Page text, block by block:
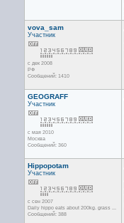
vova_sam
Участник
с дек 2008
РФ
Сообщений: 1410
GEOGRAFF
Участник
с мая 2010
Москва
Сообщений: 360
Hippopotam
Участник
с сен 2007
Daily hippo eats about 200kg. grass ...
Сообщений: 388